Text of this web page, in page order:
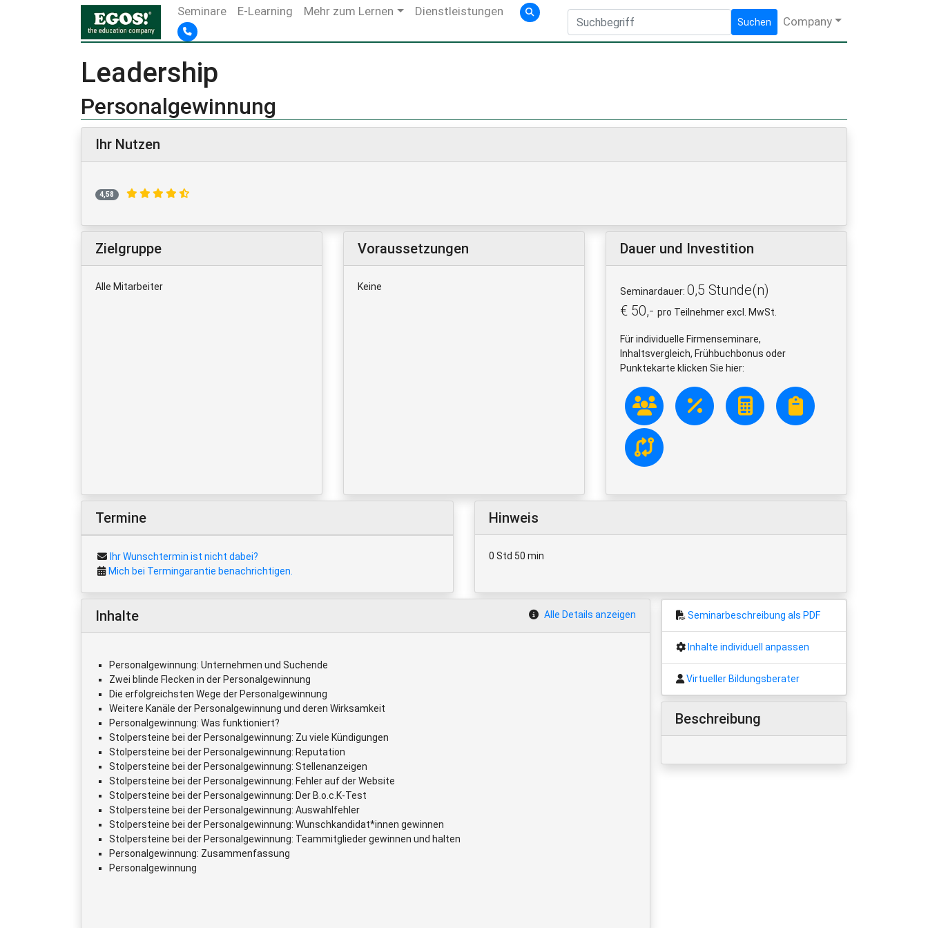
Seminare E-Learning Mehr zum Lernen Dienstleistungen
Suchen Company
Leadership
Personalgewinnung
Ihr Nutzen
4,58
Zielgruppe
Alle Mitarbeiter
Voraussetzungen
Keine
Dauer und Investition
Seminardauer: 0,5 Stunde(n)
€ 50,- pro Teilnehmer excl. MwSt.
Für individuelle Firmenseminare,
Inhaltsvergleich, Frühbuchbonus oder
Punktekarte klicken Sie hier:
Termine
Ihr Wunschtermin ist nicht dabei?
Mich bei Termingarantie benachrichtigen.
Hinweis
0 Std 50 min
Inhalte Alle Details anzeigen
Personalgewinnung: Unternehmen und Suchende
Zwei blinde Flecken in der Personalgewinnung
Die erfolgreichsten Wege der Personalgewinnung
Weitere Kanäle der Personalgewinnung und deren Wirksamkeit
Personalgewinnung: Was funktioniert?
Stolpersteine bei der Personalgewinnung: Zu viele Kündigungen
Stolpersteine bei der Personalgewinnung: Reputation
Stolpersteine bei der Personalgewinnung: Stellenanzeigen
Stolpersteine bei der Personalgewinnung: Fehler auf der Website
Stolpersteine bei der Personalgewinnung: Der B.o.c.K-Test
Stolpersteine bei der Personalgewinnung: Auswahlfehler
Stolpersteine bei der Personalgewinnung: Wunschkandidat*innen gewinnen
Stolpersteine bei der Personalgewinnung: Teammitglieder gewinnen und halten
Personalgewinnung: Zusammenfassung
Personalgewinnung
Seminarbeschreibung als PDF
Inhalte individuell anpassen
Virtueller Bildungsberater
Beschreibung